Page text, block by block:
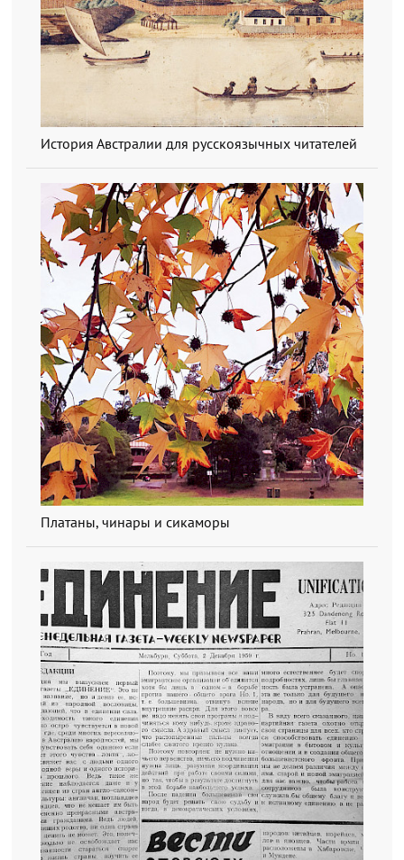
История Австралии для русскоязычных читателей
Платаны, чинары и сикаморы